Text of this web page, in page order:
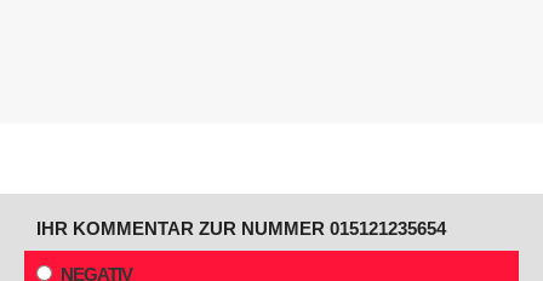
IHR KOMMENTAR ZUR NUMMER 015121235654
NEGATIV